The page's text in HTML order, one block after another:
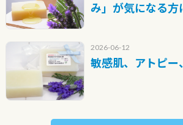
み」が気になる方
2026-06-12
敏感肌、アトピー